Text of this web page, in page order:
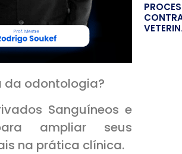
da odontologia?
Sanguíneos e
ampliar seus
na prática clínica.